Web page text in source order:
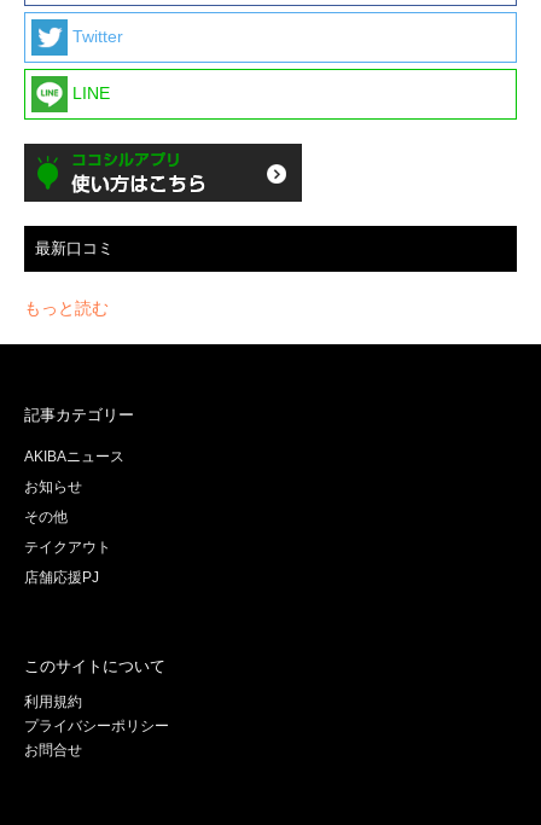
Twitter
LINE
最新口コミ
もっと読む
記事カテゴリー
AKIBAニュース
お知らせ
その他
テイクアウト
店舗応援PJ
このサイトについて
利用規約
プライバシーポリシー
お問合せ